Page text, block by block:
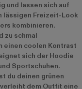
und lassen sich auf
lässigen Freizeit-Look
kombinieren.
zu schmal
einen coolen Kontrast
sich der Hoodie
Sportschuhen.
du deinen grünen
dem Outfit eine